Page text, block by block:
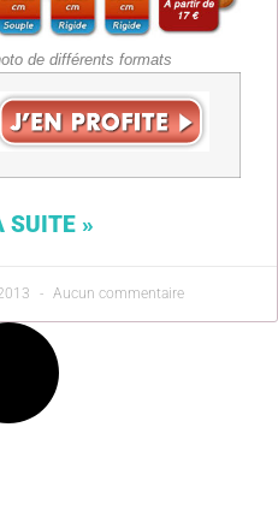
de différents formats
SUITE »
Aucun commentaire